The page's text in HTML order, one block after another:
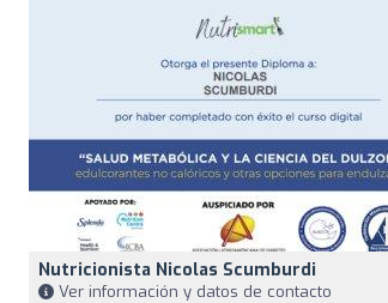
Nutricionista Nicolas Scumburdi
Ver información y datos de contacto